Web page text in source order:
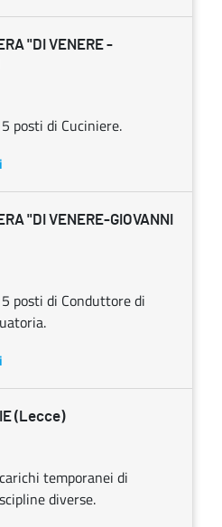
"DI VENERE -
posti di Cuciniere.
"DI VENERE-GIOVANNI
posti di Conduttore di
(Lecce)
temporanei di
diverse.